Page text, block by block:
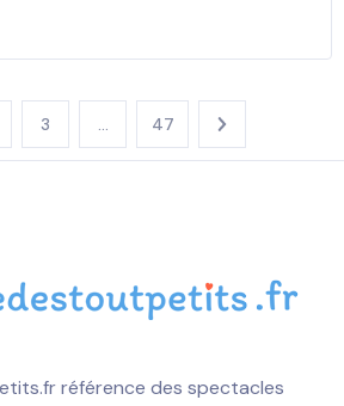
3 47
référence des spectacles